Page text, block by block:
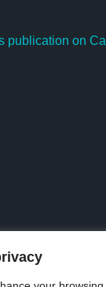
publication on